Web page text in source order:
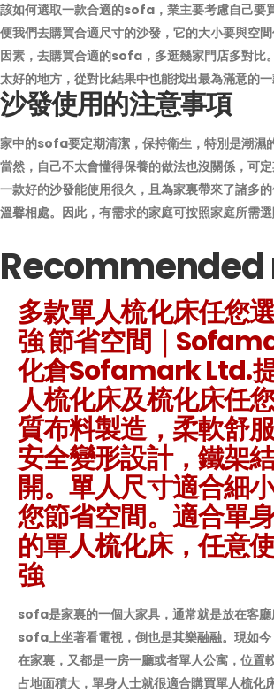
該如何選取一款合適的sofa，業主要考慮自己
便我們去購買合適尺寸的沙發，它的大小要與空
因素，去購買合適的sofa，多逛幾家門店多對比
太好的地方，從對比結果中也能找出最為滿意的
沙發使用的注意事項
家中的sofa要定期清潔，保持衛生，特別是潮濕
當然，自己不太會懂得保養的做法也沒關係，可
一款好的沙發能使用很久，且為家裏帶來了諸多
溫馨相處。因此，有需求的家庭可按照家庭所需
多款單人梳化床任您
強 節省空間｜
化倉Sofamark Ltd.
人梳化床及梳化床任
質布料製造，柔軟舒服
安全變形設計，鐵架
開。單人尺寸適合細
您節省空間。適合單
的單人梳化床，任意
強
sofa是家裏的一個大家具，通常就是放在客
sofa上坐著看電視，倒也是其樂融融。現如
在家裏，又都是一房一廳或者單人公寓，位置
占地面積大，單身人士就很適合購買單人梳化